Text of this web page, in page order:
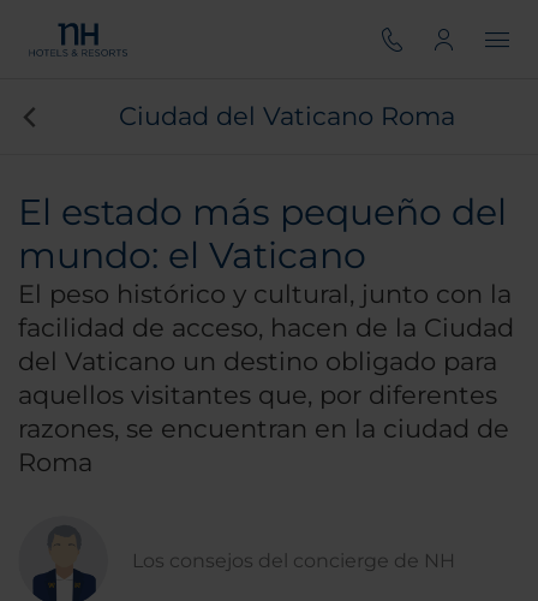
Ciudad del Vaticano Roma
El estado más pequeño del
mundo: el Vaticano
El peso histórico y cultural, junto con la
facilidad de acceso, hacen de la Ciudad
del Vaticano un destino obligado para
aquellos visitantes que, por diferentes
razones, se encuentran en la ciudad de
Roma
Los consejos del concierge de NH